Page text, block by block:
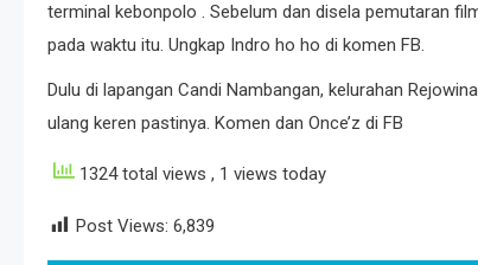
terminal kebonpolo . Sebelum dan disela pemutaran
pada waktu itu. Ungkap Indro ho ho di komen FB.
Dulu di lapangan Candi Nambangan, kelurahan
ulang keren pastinya. Komen dan Once’z di FB
1324 total views , 1 views today
Post Views: 6,839